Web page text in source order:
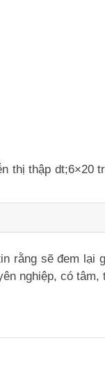
thị thập dt;6×20
rằng sẽ đem lại
nghiệp, có tâm,